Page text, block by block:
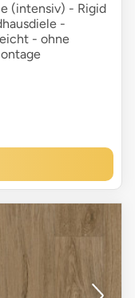
(intensiv) - Rigid
-
- ohne